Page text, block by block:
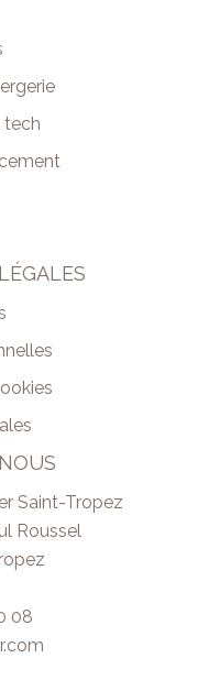
tech
Saint-Tropez
Roussel
08